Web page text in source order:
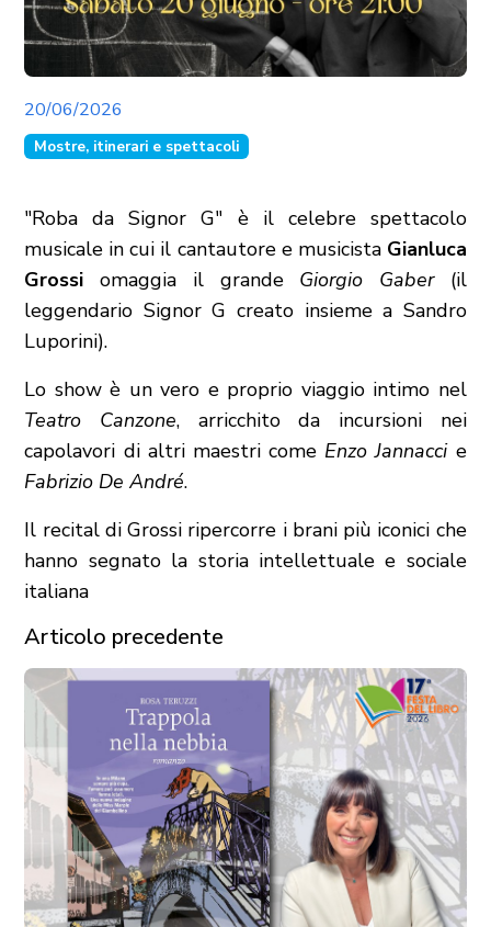
20/06/2026
Mostre, itinerari e spettacoli
"Roba da Signor G" è il celebre spettacolo
musicale in cui il cantautore e musicista Gianluca
Grossi omaggia il grande Giorgio Gaber(il
leggendario Signor G creato insieme a Sandro
Luporini).
Lo show è un vero e proprio viaggio intimo nel
Teatro Canzone, arricchito da incursioni nei
capolavori di altri maestri come Enzo Jannaccie
Fabrizio De André.
Il recital di Grossi ripercorre i brani più iconici che
hanno segnato la storia intellettuale e sociale
italiana
Articolo precedente